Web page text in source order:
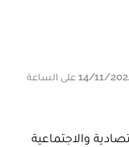
في 14/11/2024 على الساعة 17:30, تحديث بتاريخ 14/11/2024 على الساعة
والاجتماعية